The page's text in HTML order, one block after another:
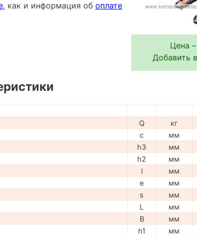
Цена
Добавить
, как и информация об оплате
Q кг
c мм
h3 мм
h2 мм
l мм
e мм
s мм
L мм
B мм
h1 мм